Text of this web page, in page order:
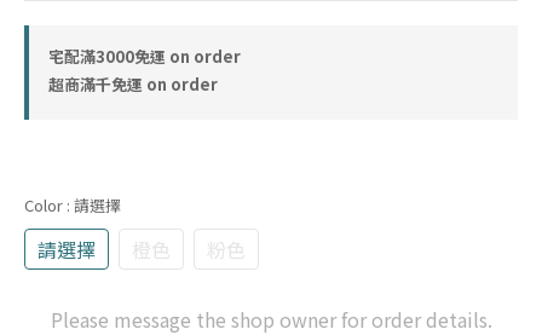
宅配滿3000免運 on order
超商滿千免運 on order
Color : 請選擇
請選擇 橙色 粉色
Please message the shop owner for order details.